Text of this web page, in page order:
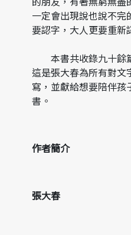
一定會出現說也說不
要認字，大人更要重新
本書共收錄九十餘
這是張大春為所有對文
寫，並獻給想要陪伴孩
書。
作者簡介
張大春